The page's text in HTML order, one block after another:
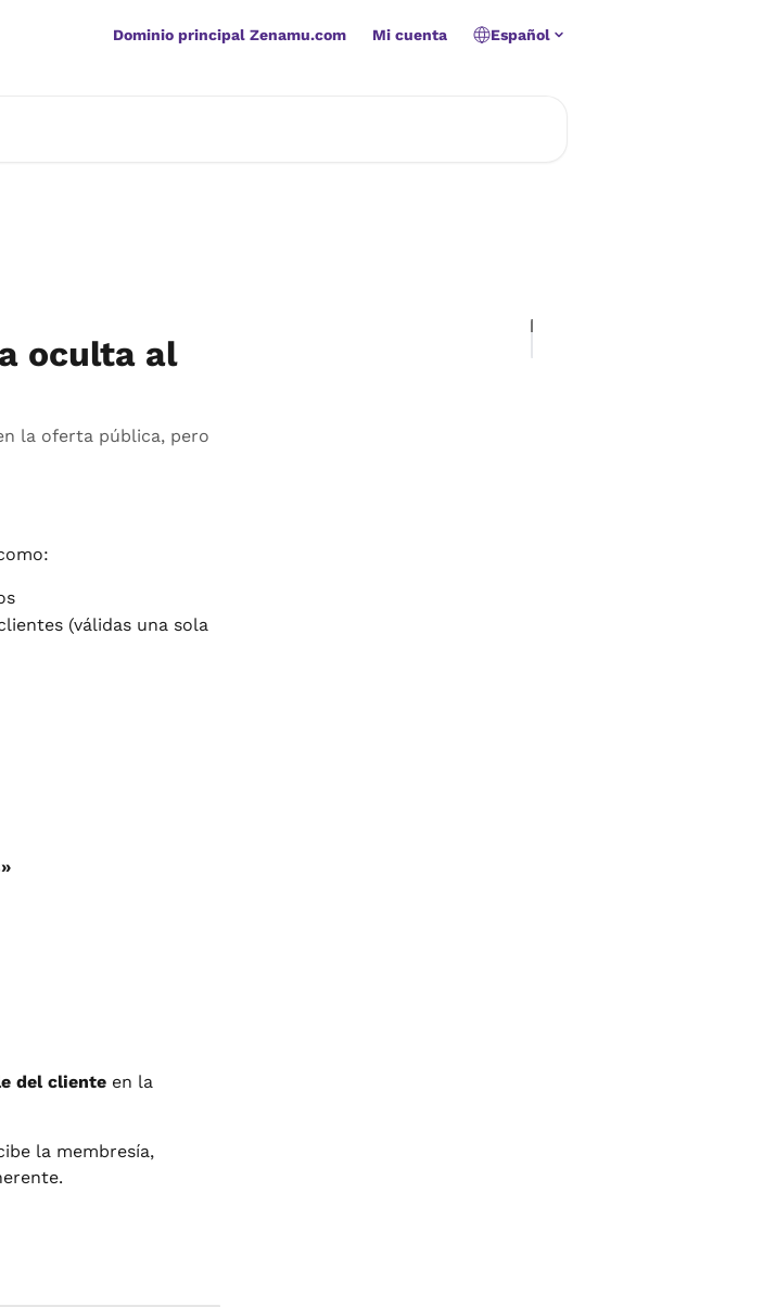
Dominio principal Zenamu.com Mi cuenta Español
oculta al
la oferta pública, pero
(válidas una sola
del cliente en la
la membresía,